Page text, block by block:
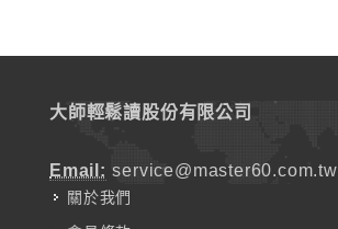
大師輕鬆讀股份有限公司
Email: service@master60.com.tw
關於我們